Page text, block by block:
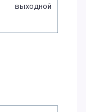
выходной